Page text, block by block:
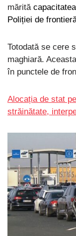
mărită
Poliției de
Totodată se cere
maghiară.
în punctele de
Alocația de stat
străinătate,